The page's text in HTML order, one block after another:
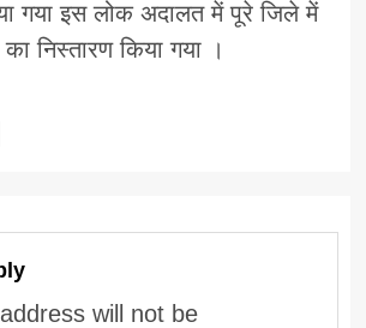
गया इस लोक अदालत में पूरे जिले में
निस्तारण किया गया ।
will not be